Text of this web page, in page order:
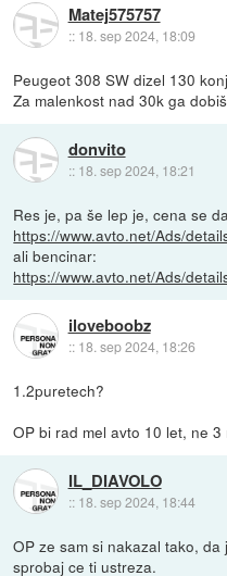
Matej575757
:: 18. sep 2024, 18:09
Peugeot 308 SW dizel 130
Za malenkost nad 30k ga
donvito
:: 18. sep 2024, 18:21
Res je, pa še lep je, cena se
https://www.avto.net/Ads/
ali bencinar:
https://www.avto.net/Ads/
iloveboobz
:: 18. sep 2024, 18:26
1.2puretech?
OP bi rad mel avto 10 let, ne 3
IL_DIAVOLO
:: 18. sep 2024, 18:44
OP ze sam si nakazal tako,
sprobaj ce ti ustreza.